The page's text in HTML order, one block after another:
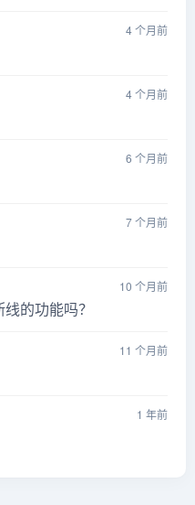
4 个月前
4 个月前
6 个月前
7 个月前
10 个月前
的功能吗？
11 个月前
1 年前